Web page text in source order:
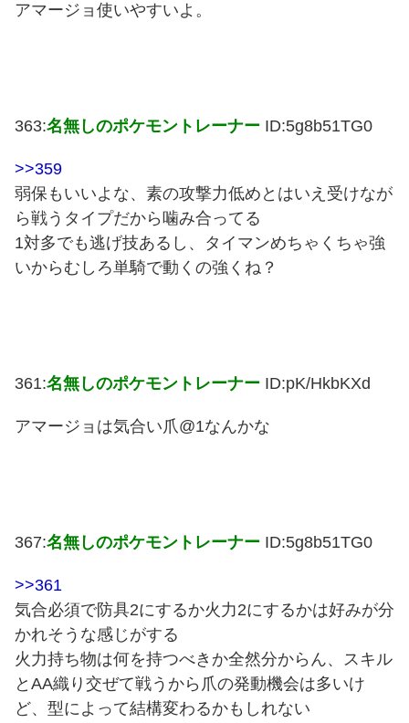
アマージョ使いやすいよ。
363:名無しのポケモントレーナー ID:5g8b51TG0
>>359
弱保もいいよな、素の攻撃力低めとはいえ受けなが
ら戦うタイプだから噛み合ってる
1対多でも逃げ技あるし、タイマンめちゃくちゃ強
いからむしろ単騎で動くの強くね？
361:名無しのポケモントレーナー ID:pK/HkbKXd
アマージョは気合い爪@1なんかな
367:名無しのポケモントレーナー ID:5g8b51TG0
>>361
気合必須で防具2にするか火力2にするかは好みが分
かれそうな感じがする
火力持ち物は何を持つべきか全然分からん、スキル
とAA織り交ぜて戦うから爪の発動機会は多いけ
ど、型によって結構変わるかもしれない